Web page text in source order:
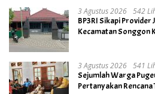
3 Agustus 2026 542
BP3RI Sikapi
Kecamatan Songgon
3 Agustus 2026 541
Sejumlah Warga
Pertanyakan Rencana